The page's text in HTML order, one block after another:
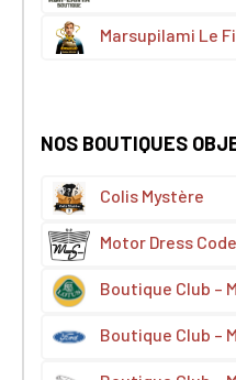
Marsupilami Le
NOS BOUTIQUES
Colis Mystère
Motor Dress Code
Boutique Club –
Boutique Club –